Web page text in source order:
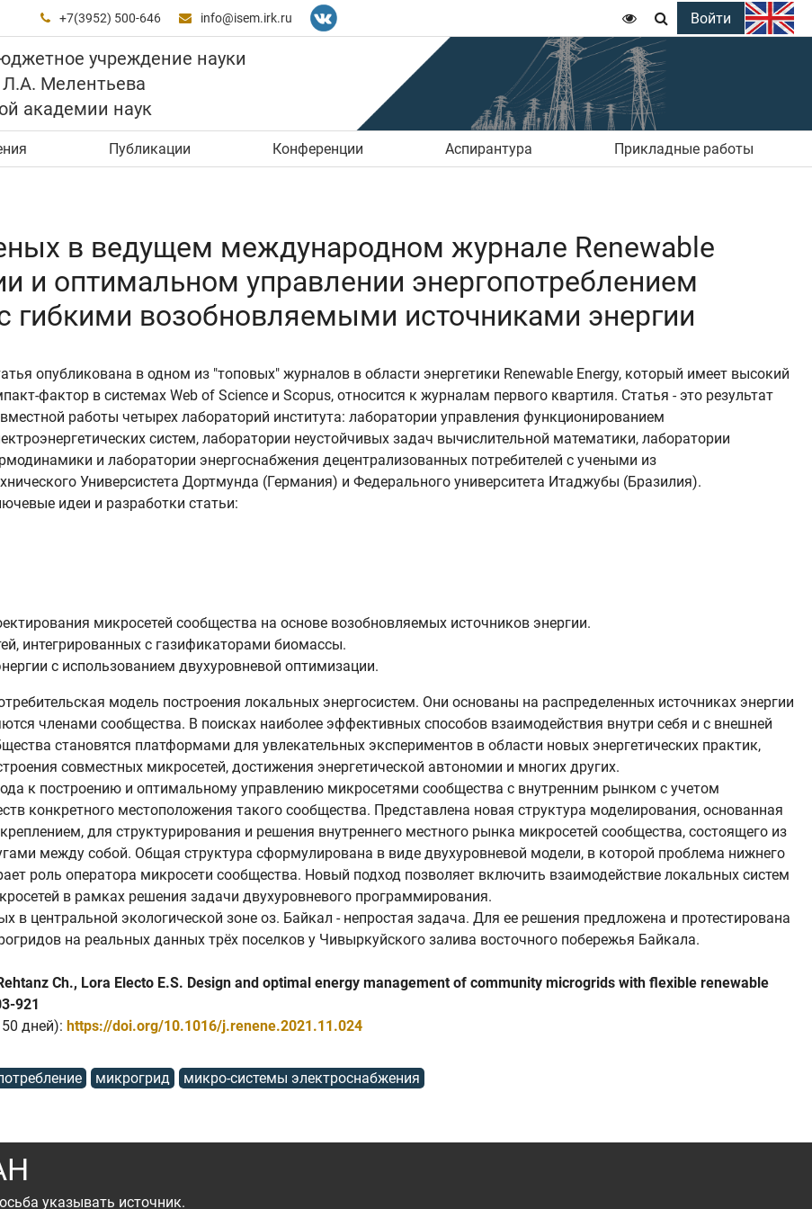
 +7(3952) 500-646  info@isem.irk.ru   Войти
учреждение науки
Л.А. Мелентьева
академии наук
Публикации Конференции Аспирантура Прикладные работы
в ведущем международном журнале Renewable
и оптимальном управлении энергопотреблением
гибкими возобновляемыми источниками энергии
опубликована в одном из "топовых" журналов в области энергетики Renewable Energy, который имеет высокий
фактор в системах Web of Science и Scopus, относится к журналам первого квартиля. Статья - это результат
работы четырех лабораторий института: лаборатории управления функционированием
систем, лаборатории неустойчивых задач вычислительной математики, лаборатории
и лаборатории энергоснабжения децентрализованных потребителей с учеными из
Универсистета Дортмунда (Германия) и Федерального университета Итаджубы (Бразилия).
идеи и разработки статьи:
микросетей сообщества на основе возобновляемых источников энергии.
интегрированных с газификаторами биомассы.
с использованием двухуровневой оптимизации.
модель построения локальных энергосистем. Они основаны на распределенных источниках энергии
членами сообщества. В поисках наиболее эффективных способов взаимодействия внутри себя и с внешней
становятся платформами для увлекательных экспериментов в области новых энергетических практик,
совместных микросетей, достижения энергетической автономии и многих других.
к построению и оптимальному управлению микросетями сообщества с внутренним рынком с учетом
конкретного местоположения такого сообщества. Представлена ​​новая структура моделирования, основанная
для структурирования и решения внутреннего местного рынка микросетей сообщества, состоящего из
между собой. Общая структура сформулирована в виде двухуровневой модели, в которой проблема нижнего
роль оператора микросети сообщества. Новый подход позволяет включить взаимодействие локальных систем
в рамках решения задачи двухуровневого программирования.
в центральной экологической зоне оз. Байкал - непростая задача. Для ее решения предложена и протестирована
на реальных данных трёх поселков у Чивыркуйского залива восточного побережья Байкала.
Ch., Lora Electo E.S. Design and optimal energy management of community microgrids with flexible renewable
921
дней): https://doi.org/10.1016/j.renene.2021.11.024
микрогрид микро-системы электроснабжения
указывать источник.